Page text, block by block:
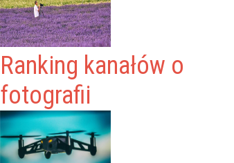
Ranking kanałów o
fotografii